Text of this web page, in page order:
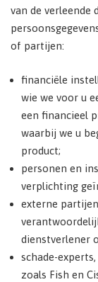
van de verleende
of partijen:
financiële
wie we voor u
een financieel
waarbij we u
product;
personen en
verplichting
externe
dienstverlener
schade-
zoals Fish en